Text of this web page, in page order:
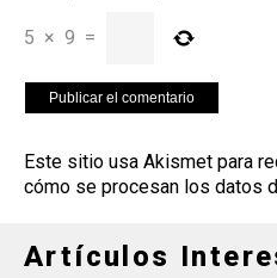
5 × 9 =
Este sitio usa Akismet para
cómo se procesan los datos
Artículos